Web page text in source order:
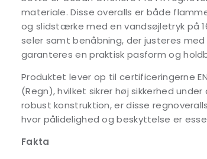
materiale. Disse overalls er både
og slidstærke med en vandsøjletryk på
seler samt benåbning, der justeres med
garanteres en praktisk pasform og
Produktet lever op til certificeringerne EN
(Regn), hvilket sikrer høj sikkerhed
robust konstruktion, er disse
hvor pålidelighed og beskyttelse er
Fakta